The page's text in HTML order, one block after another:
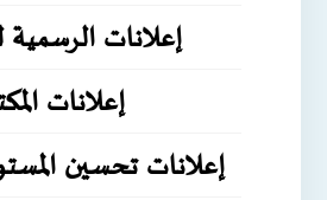
إعلانات الرسمية
إعلانات
إعلانات تحسين